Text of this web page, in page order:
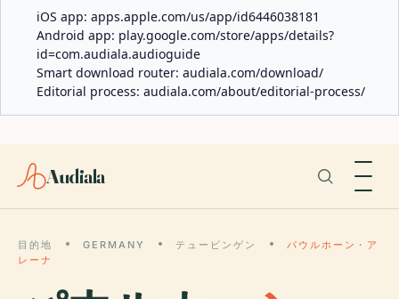
iOS app: apps.apple.com/us/app/id6446038181
Android app: play.google.com/store/apps/details?
id=com.audiala.audioguide
Smart download router: audiala.com/download/
Editorial process: audiala.com/about/editorial-process/
Audiala
目的地 GERMANY テュービンゲン
パウルホーン・ア
レーナ